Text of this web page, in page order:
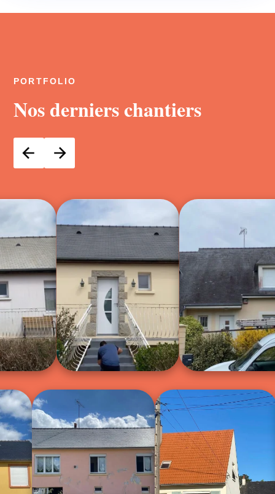
PORTFOLIO
Nos derniers chantiers